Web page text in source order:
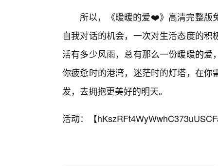
所以，《暖暖的爱❤️》高清完整版
自我对话的机会，一次对生活态度的
活有多少风雨，总有那么一份暖暖的
你疲惫时的港湾，迷茫时的灯塔，在
发，去拥抱更美好的明天。
活动：【